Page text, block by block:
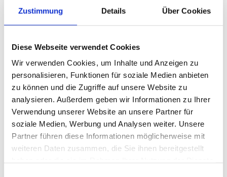
Zustimmung Details Über Cookies
Diese Webseite verwendet Cookies
Wir verwenden Cookies, um Inhalte und Anzeigen zu
personalisieren, Funktionen für soziale Medien anbieten
zu können und die Zugriffe auf unsere Website zu
analysieren. Außerdem geben wir Informationen zu Ihrer
Verwendung unserer Website an unsere Partner für
soziale Medien, Werbung und Analysen weiter. Unsere
Partner führen diese Informationen möglicherweise mit
weiteren Daten zusammen, die Sie ihnen bereitgestellt
Kaufmännische Fachkraft (m/w/d)
Finanzbuchhaltung
Gebers Energietechnik GmbH
Premium Schnelle Bewerbung Lüneburg
Pflegefachfrau / Pflegefachmann
(m/w/d) - Vollzeit, Teilzeit, Minijob
Premium